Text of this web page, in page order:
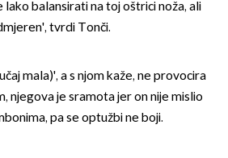
balansirati na toj oštrici noža, ali
tvrdi Tonči.
mala)', a s njom kaže, ne provocira
njegova je sramota jer on nije mislio
pa se optužbi ne boji.
OMOGUĆI OBAVIJESTI